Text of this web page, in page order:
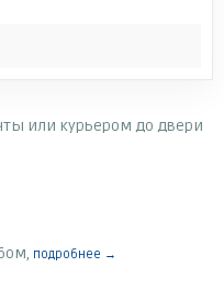
или курьером до двери
подробнее →